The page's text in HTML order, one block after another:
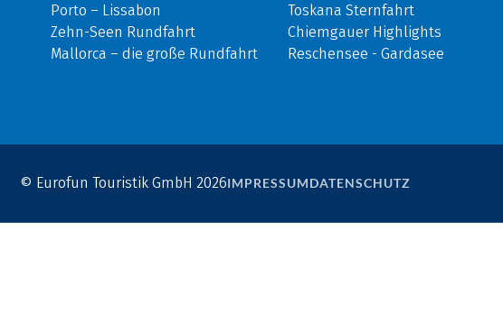
Porto – Lissabon
Zehn-Seen Rundfahrt
Mallorca – die große Rundfahrt
Toskana Sternfahrt
Chiemgauer Highlights
Reschensee - Gardasee
© Eurofun Touristik GmbH 2026IMPRESSUMDATENSCHUTZ